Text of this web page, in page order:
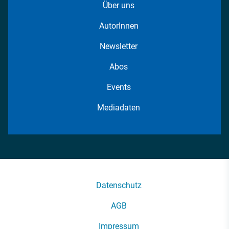
Über uns
AutorInnen
Newsletter
Abos
Events
Mediadaten
Datenschutz
AGB
Impressum